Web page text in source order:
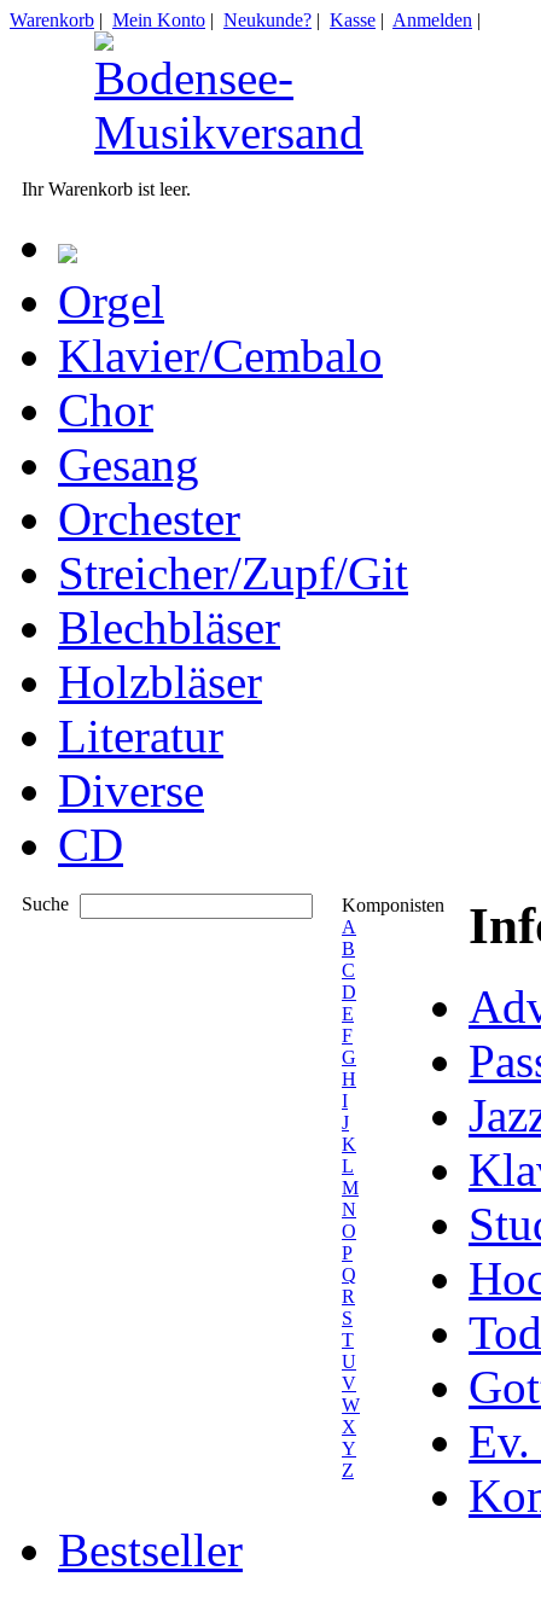
Warenkorb | Mein Konto | Neukunde? | Kasse | Anmelden |
Ihr Warenkorb ist leer.
Orgel
Klavier/Cembalo
Chor
Gesang
Orchester
Streicher/Zupf/Git
Blechbläser
Holzbläser
Literatur
Diverse
CD
Suche
Komponisten
A
B
C
D
E
F
G
H
I
J
K
L
M
N
O
P
Q
R
S
T
U
V
W
X
Y
Z
Ev.
Bestseller